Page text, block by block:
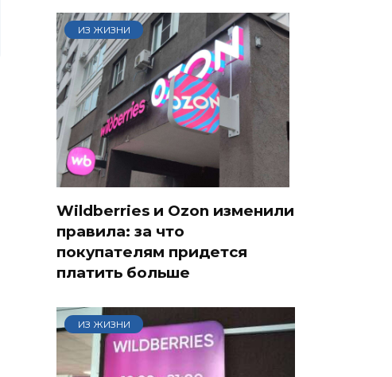
ИЗ ЖИЗНИ
Wildberries и Ozon изменили
правила: за что
покупателям придется
платить больше
ИЗ ЖИЗНИ